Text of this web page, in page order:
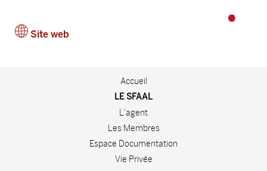
Site web
Accueil
LE SFAAL
L'agent
Les Membres
Espace Documentation
Vie Privée